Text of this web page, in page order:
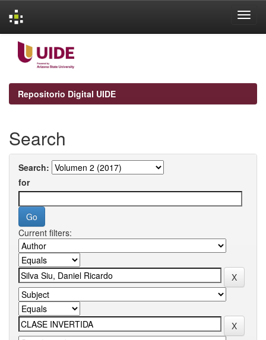
navigation
Repositorio Digital UIDE
Search
Search:
for
Current filters: